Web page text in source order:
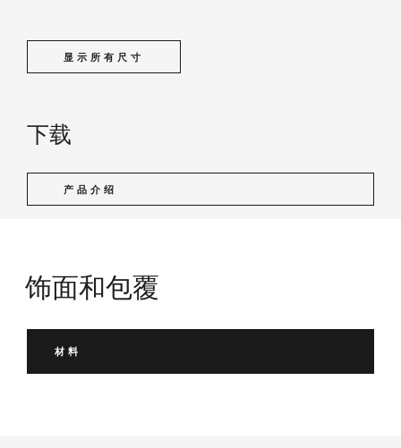
显示所有尺寸
下载
产品介绍
饰面和包覆
材料